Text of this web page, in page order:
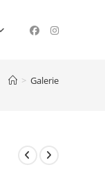
> Galerie